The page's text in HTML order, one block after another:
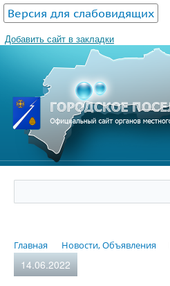
Версия для слабовидящих
Добавить сайт в закладки
Главная Новости, Объявления
14.06.2022